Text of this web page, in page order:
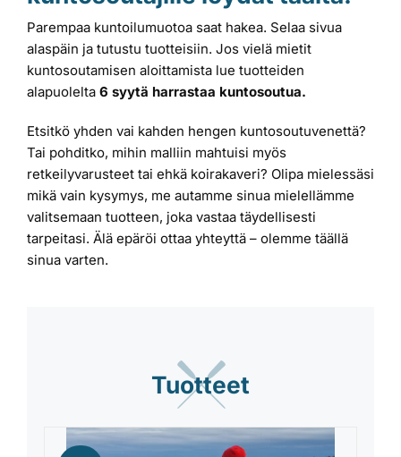
Laiturit
Valmistajat
Rahoitus
Asiakaskokemuksia
Parempaa kuntoilumuotoa saat hakea. Selaa sivua
alaspäin ja tutustu tuotteisiin. Jos vielä mietit
kuntosoutamisen aloittamista lue tuotteiden
alapuolelta 6 syytä harrastaa kuntosoutua.
Etsitkö yhden vai kahden hengen kuntosoutuvenettä?
Tai pohditko, mihin malliin mahtuisi myös
retkeilyvarusteet tai ehkä koirakaveri? Olipa mielessäsi
mikä vain kysymys, me autamme sinua mielellämme
valitsemaan tuotteen, joka vastaa täydellisesti
tarpeitasi. Älä epäröi ottaa yhteyttä – olemme täällä
sinua varten.
Tuotteet